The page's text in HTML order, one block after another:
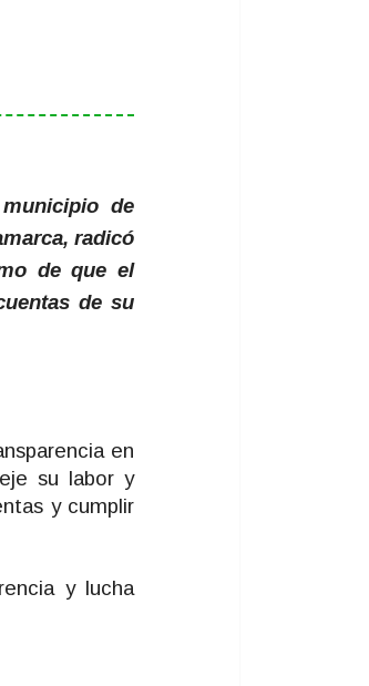
de
radicó
de que el
de su
en
su labor y
y cumplir
y lucha